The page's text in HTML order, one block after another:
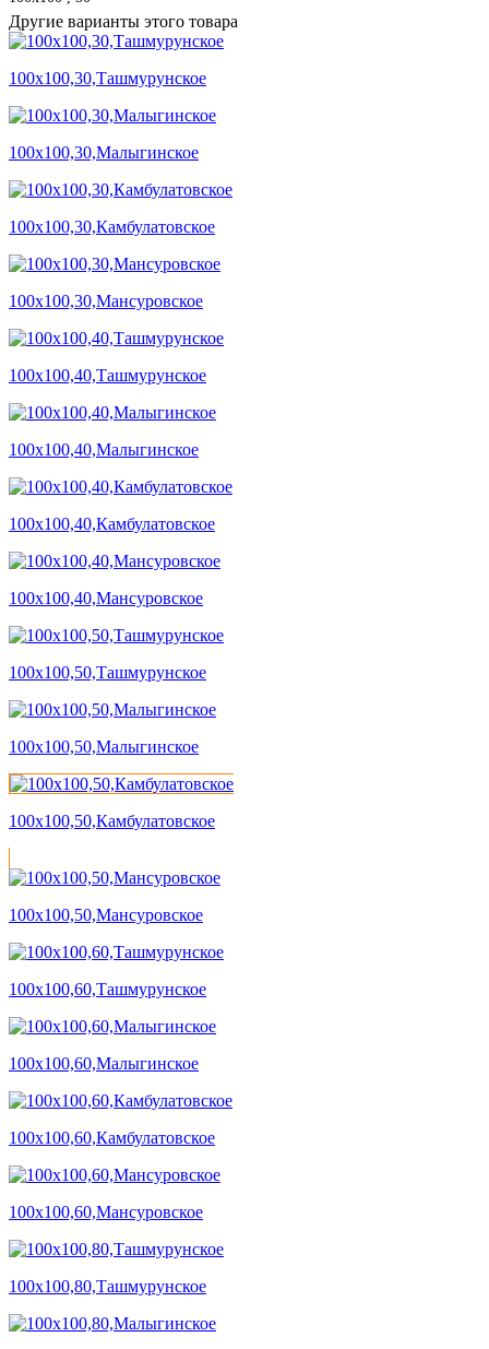
Другие варианты этого товара
100х100,30,Ташмурунское
100х100,30,Малыгинское
100х100,30,Камбулатовское
100х100,30,Мансуровское
100х100,40,Ташмурунское
100х100,40,Малыгинское
100х100,40,Камбулатовское
100х100,40,Мансуровское
100х100,50,Ташмурунское
100х100,50,Малыгинское
100х100,50,Камбулатовское
100х100,50,Мансуровское
100х100,60,Ташмурунское
100х100,60,Малыгинское
100х100,60,Камбулатовское
100х100,60,Мансуровское
100х100,80,Ташмурунское